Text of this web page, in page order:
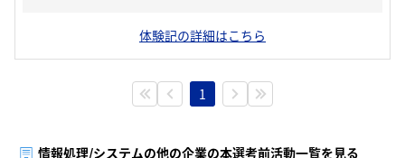
体験記の詳細はこちら
1
情報処理/システムの他の企業の本選考前活動一覧を見る